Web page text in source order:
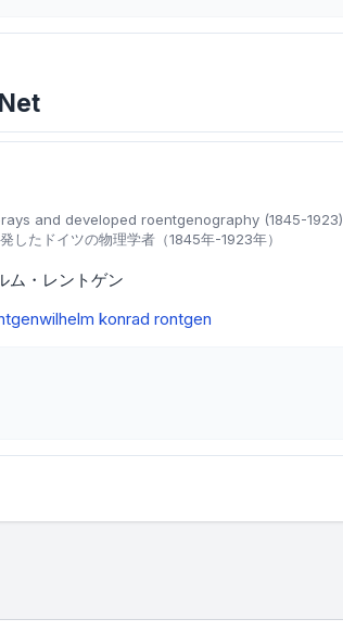
and developed roentgenography (1845-1923)
したドイツの物理学者（1845年-1923年）
ム・レントゲン
wilhelm konrad rontgen